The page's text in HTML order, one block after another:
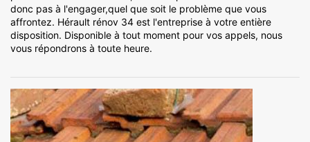
donc pas à l'engager,quel que soit le problème que vous
affrontez. Hérault rénov 34 est l'entreprise à votre entière
disposition. Disponible à tout moment pour vos appels, nous
vous répondrons à toute heure.